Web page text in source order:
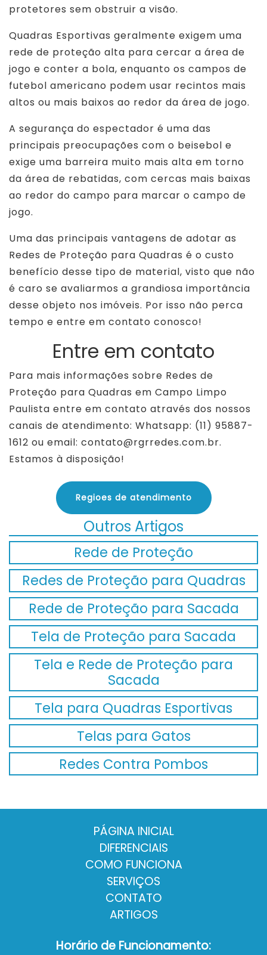
protetores sem obstruir a visão.
Quadras Esportivas geralmente exigem uma
rede de proteção alta para cercar a área de
jogo e conter a bola, enquanto os campos de
futebol americano podem usar recintos mais
altos ou mais baixos ao redor da área de jogo.
A segurança do espectador é uma das
principais preocupações com o beisebol e
exige uma barreira muito mais alta em torno
da área de rebatidas, com cercas mais baixas
ao redor do campo para marcar o campo de
jogo.
Uma das principais vantagens de adotar as
Redes de Proteção para Quadras é o custo
benefício desse tipo de material, visto que não
é caro se avaliarmos a grandiosa importância
desse objeto nos imóveis. Por isso não perca
tempo e entre em contato conosco!
Entre em contato
Para mais informações sobre Redes de
Proteção para Quadras em Campo Limpo
Paulista entre em contato através dos nossos
canais de atendimento: Whatsapp: (11) 95887-
1612 ou email: contato@rgrredes.com.br.
Estamos à disposição!
Regioes de atendimento
Outros Artigos
Rede de Proteção
Redes de Proteção para Quadras
Rede de Proteção para Sacada
Tela de Proteção para Sacada
Tela e Rede de Proteção para
Sacada
Tela para Quadras Esportivas
Telas para Gatos
Redes Contra Pombos
PÁGINA INICIAL
DIFERENCIAIS
COMO FUNCIONA
SERVIÇOS
CONTATO
ARTIGOS
Horário de Funcionamento: